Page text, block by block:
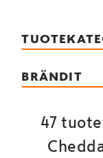
BRÄNDIT
47